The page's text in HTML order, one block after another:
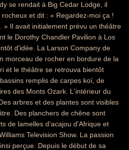
se rendait à Big Cedar Lodge, il
et dit : « Regardez-moi ça !
» Il avait initialement prévu un théâtre
le Dorothy Chandler Pavilion à Los
d'idée. La Larson Company de
morceau de rocher en bordure de la
et le théâtre se retrouva bientôt
remplis de carpes koï, de
des Monts Ozark. L'intérieur du
arbres et des plantes sont visibles
Des planchers de chêne sont
de lamelles d'acajou d'Afrique et
Television Show. La passion
perçue. Depuis le début de sa